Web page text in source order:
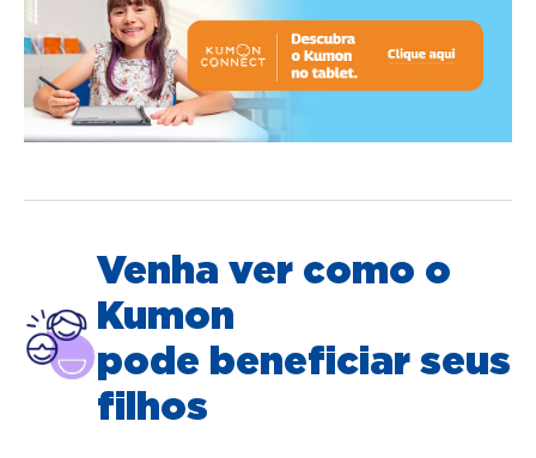
Venha ver como o
Kumon
pode beneficiar seus
filhos